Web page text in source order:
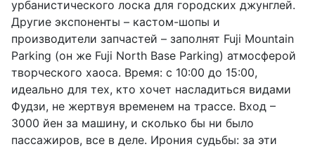
урбанистического лоска для городских джунглей.
Другие экспоненты – кастом-шопы и
производители запчастей – заполнят Fuji Mountain
Parking (он же Fuji North Base Parking) атмосферой
творческого хаоса. Время: с 10:00 до 15:00,
идеально для тех, кто хочет насладиться видами
Фудзи, не жертвуя временем на трассе. Вход –
3000 йен за машину, и сколько бы ни было
пассажиров, все в деле. Ирония судьбы: за эти